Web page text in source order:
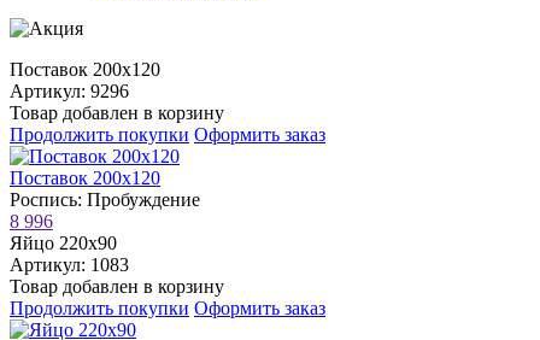
Поставок 200х120
Артикул: 9296
Товар добавлен в корзину
Продолжить покупки Оформить заказ
Поставок 200х120
Роспись: Пробуждение
8 996
Яйцо 220х90
Артикул: 1083
Товар добавлен в корзину
Продолжить покупки Оформить заказ